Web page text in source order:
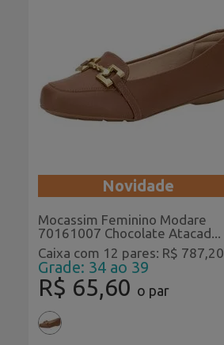
Novidade
Mocassim Feminino Modare
70161007 Chocolate Atacad...
Caixa com 12 pares: R$ 787,20
Grade: 34 ao 39
R$ 65,60 o par